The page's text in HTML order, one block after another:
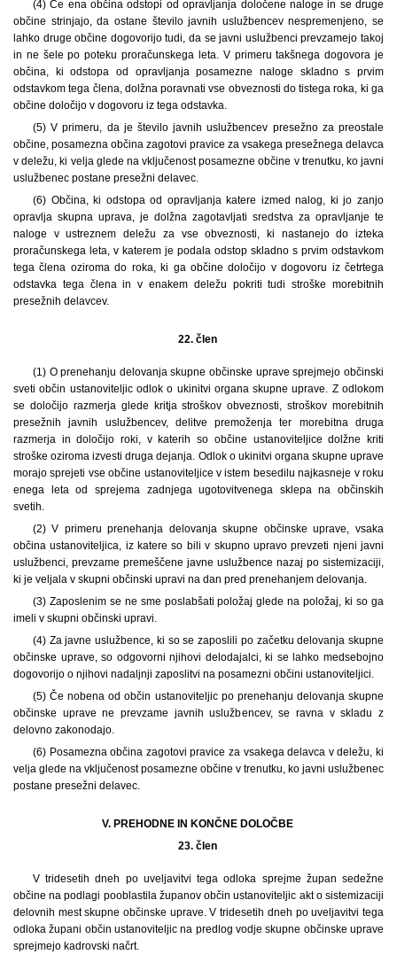
(4) Če ena občina odstopi od opravljanja določene naloge in se druge
občine strinjajo, da ostane število javnih uslužbencev nespremenjeno, se
lahko druge občine dogovorijo tudi, da se javni uslužbenci prevzamejo takoj
in ne šele po poteku proračunskega leta. V primeru takšnega dogovora je
občina, ki odstopa od opravljanja posamezne naloge skladno s prvim
odstavkom tega člena, dolžna poravnati vse obveznosti do tistega roka, ki ga
občine določijo v dogovoru iz tega odstavka.
(5) V primeru, da je število javnih uslužbencev presežno za preostale
občine, posamezna občina zagotovi pravice za vsakega presežnega delavca
v deležu, ki velja glede na vključenost posamezne občine v trenutku, ko javni
uslužbenec postane presežni delavec.
(6) Občina, ki odstopa od opravljanja katere izmed nalog, ki jo zanjo
opravlja skupna uprava, je dolžna zagotavljati sredstva za opravljanje te
naloge v ustreznem deležu za vse obveznosti, ki nastanejo do izteka
proračunskega leta, v katerem je podala odstop skladno s prvim odstavkom
tega člena oziroma do roka, ki ga občine določijo v dogovoru iz četrtega
odstavka tega člena in v enakem deležu pokriti tudi stroške morebitnih
presežnih delavcev.
22. člen
(1) O prenehanju delovanja skupne občinske uprave sprejmejo občinski
sveti občin ustanoviteljic odlok o ukinitvi organa skupne uprave. Z odlokom
se določijo razmerja glede kritja stroškov obveznosti, stroškov morebitnih
presežnih javnih uslužbencev, delitve premoženja ter morebitna druga
razmerja in določijo roki, v katerih so občine ustanoviteljice dolžne kriti
stroške oziroma izvesti druga dejanja. Odlok o ukinitvi organa skupne uprave
morajo sprejeti vse občine ustanoviteljice v istem besedilu najkasneje v roku
enega leta od sprejema zadnjega ugotovitvenega sklepa na občinskih
svetih.
(2) V primeru prenehanja delovanja skupne občinske uprave, vsaka
občina ustanoviteljica, iz katere so bili v skupno upravo prevzeti njeni javni
uslužbenci, prevzame premeščene javne uslužbence nazaj po sistemizaciji,
ki je veljala v skupni občinski upravi na dan pred prenehanjem delovanja.
(3) Zaposlenim se ne sme poslabšati položaj glede na položaj, ki so ga
imeli v skupni občinski upravi.
(4) Za javne uslužbence, ki so se zaposlili po začetku delovanja skupne
občinske uprave, so odgovorni njihovi delodajalci, ki se lahko medsebojno
dogovorijo o njihovi nadaljnji zaposlitvi na posamezni občini ustanoviteljici.
(5) Če nobena od občin ustanoviteljic po prenehanju delovanja skupne
občinske uprave ne prevzame javnih uslužbencev, se ravna v skladu z
delovno zakonodajo.
(6) Posamezna občina zagotovi pravice za vsakega delavca v deležu, ki
velja glede na vključenost posamezne občine v trenutku, ko javni uslužbenec
postane presežni delavec.
V. PREHODNE IN KONČNE DOLOČBE
23. člen
V tridesetih dneh po uveljavitvi tega odloka sprejme župan sedežne
občine na podlagi pooblastila županov občin ustanoviteljic akt o sistemizaciji
delovnih mest skupne občinske uprave. V tridesetih dneh po uveljavitvi tega
odloka župani občin ustanoviteljic na predlog vodje skupne občinske uprave
sprejmejo kadrovski načrt.